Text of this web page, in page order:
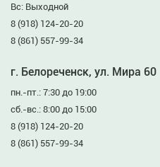
Вс: Выходной
8 (918) 124-20-20
8 (861) 557-99-34
г. Белореченск, ул. Мира 60
пн.-пт.: 7:30 до 19:00
сб.-вс.: 8:00 до 15:00
8 (918) 124-20-20
8 (861) 557-99-34